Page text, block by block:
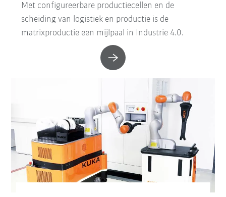
Met configureerbare productiecellen en de
scheiding van logistiek en productie is de
matrixproductie een mijlpaal in Industrie 4.0.